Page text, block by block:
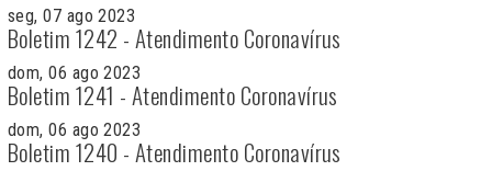
seg, 07 ago 2023
Boletim 1242 - Atendimento Coronavírus
dom, 06 ago 2023
Boletim 1241 - Atendimento Coronavírus
dom, 06 ago 2023
Boletim 1240 - Atendimento Coronavírus